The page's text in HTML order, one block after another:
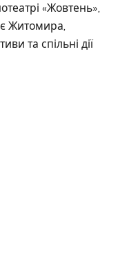
«Жовтень»,
Житомира,
та спільні дії